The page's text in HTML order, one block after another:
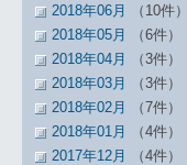
2018年06月
（10件）
2018年05月
（6件）
2018年04月
（3件）
2018年03月
（3件）
2018年02月
（7件）
2018年01月
（4件）
2017年12月
（4件）